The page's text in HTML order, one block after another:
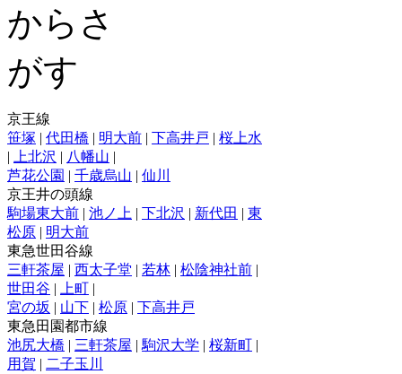
京王線
笹塚 | 代田橋 | 明大前 | 下高井戸 | 桜上水
|
上北沢 | 八幡山 |
芦花公園 | 千歳烏山 | 仙川
京王井の頭線
駒場東大前 | 池ノ上 | 下北沢 | 新代田 | 東
松原 | 明大前
東急世田谷線
三軒茶屋 | 西太子堂 | 若林 | 松陰神社前 |
世田谷 | 上町 |
宮の坂 | 山下 | 松原 | 下高井戸
東急田園都市線
池尻大橋 | 三軒茶屋 | 駒沢大学 | 桜新町 |
用賀 | 二子玉川